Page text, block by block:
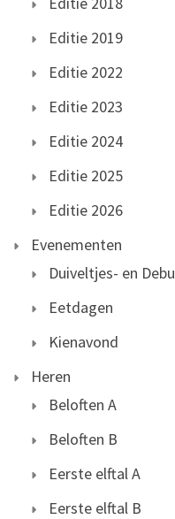
Editie 2019
Editie 2022
Editie 2023
Editie 2024
Editie 2025
Editie 2026
Evenementen
Duiveltjes- en
Eetdagen
Kienavond
Heren
Beloften A
Beloften B
Eerste elftal A
Eerste elftal B